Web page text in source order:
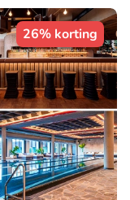
26% korting